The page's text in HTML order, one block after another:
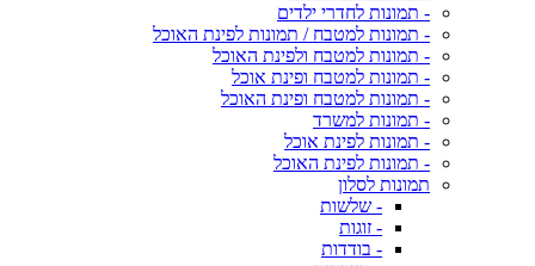
- תמונות לחדרי ילדים
- תמונות למטבח / תמונות לפינת האוכל
- תמונות למטבח ולפינת האוכל
- תמונות למטבח ופינת אוכל
- תמונות למטבח ופינת האוכל
- תמונות למשרד
- תמונות לפינת אוכל
- תמונות לפינת האוכל
תמונות לסלון
- שלשות
- זוגות
- בודדות